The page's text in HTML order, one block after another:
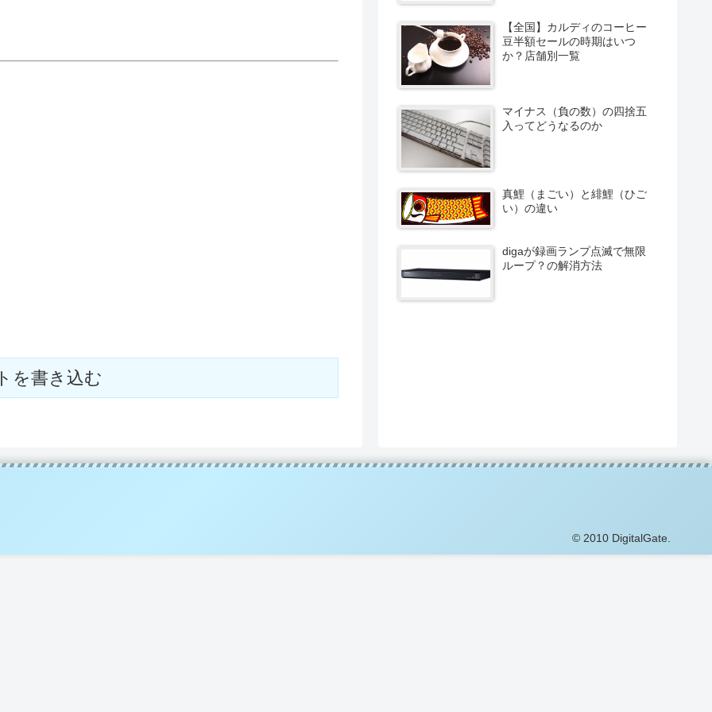
を書き込む
【全国】カルディのコーヒー
豆半額セールの時期はいつ
か？店舗別一覧
マイナス（負の数）の四捨五
入ってどうなるのか
真鯉（まごい）と緋鯉（ひご
い）の違い
digaが録画ランプ点滅で無限
ループ？の解消方法
© 2010 DigitalGate.